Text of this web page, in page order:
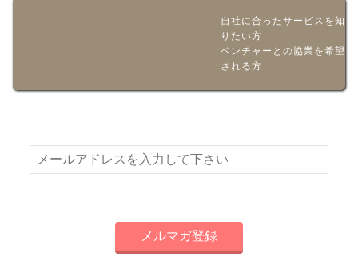
自社に合ったサービスを知
りたい方
ベンチャーとの協業を希望
される方